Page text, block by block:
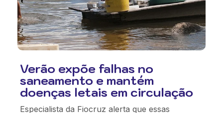
Verão expõe falhas no
saneamento e mantém
doenças letais em circulação
Especialista da Fiocruz alerta que essas